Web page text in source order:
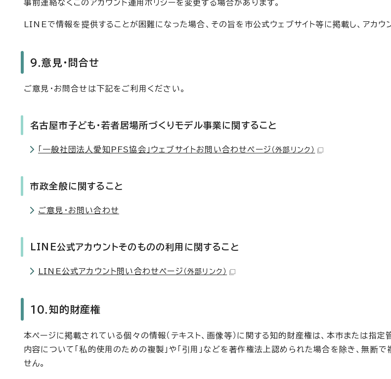
事前連絡なくこのアカウント運用ポリシーを変更する場合があります。
LINEで情報を提供することが困難になった場合、その旨を市公式ウェブサイト等に掲載し、アカウ
9.意見・問合せ
ご意見・お問合せは下記をご利用ください。
名古屋市子ども・若者居場所づくりモデル事業に関すること
「一般社団法人愛知PFS協会」ウェブサイトお問い合わせページ （外部リンク）
市政全般に関すること
ご意見・お問い合わせ
LINE公式アカウントそのものの利用に関すること
LINE公式アカウント問い合わせページ （外部リンク）
10.知的財産権
本ページに掲載されている個々の情報（テキスト、画像等）に関する知的財産権は、本市または指定
内容について「私的使用のための複製」や「引用」などを著作権法上認められた場合を除き、無断で
せん。